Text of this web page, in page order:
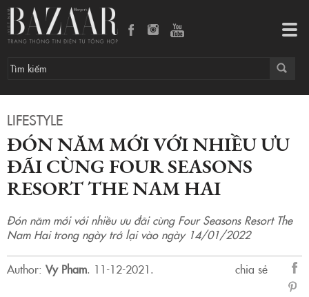
LIFESTYLE
ĐÓN NĂM MỚI VỚI NHIỀU ƯU
ĐÃI CÙNG FOUR SEASONS
RESORT THE NAM HAI
Đón năm mới với nhiều ưu đãi cùng Four Seasons Resort The
Nam Hai trong ngày trở lại vào ngày 14/01/2022
Author: Vy Pham. 11-12-2021.
chia sẻ
sẻ